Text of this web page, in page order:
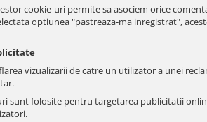
cookie-uri permite sa asociem orice
optiunea "pastreaza-ma inregistrat",
vizualizarii de catre un utilizator a unei
sunt folosite pentru targetarea publicitatii